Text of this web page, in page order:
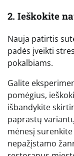
2. Ieškokite
Nauja patirtis
padės įveikti
pokalbiams.
Galite
pomėgius,
išbandykite
paprastų
mėnesį
nepažįstamo